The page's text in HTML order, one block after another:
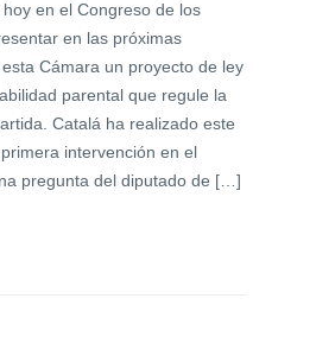
en el Congreso de los
en las próximas
Cámara un proyecto de ley
parental que regule la
Catalá ha realizado este
intervención en el
pregunta del diputado de […]